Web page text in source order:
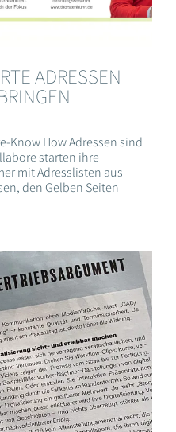
ADRESSEN
Know How Adressen sind
starten ihre
mit Adresslisten aus
den Gelben Seiten